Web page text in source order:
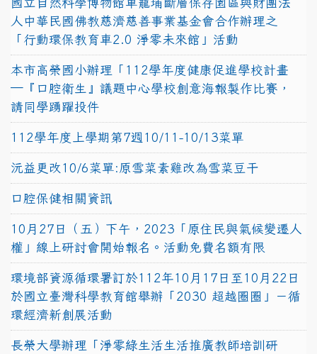
人中華民國佛教慈濟慈善事業基金會合作辦理之
「行動環保教育車2.0 淨零未來館」活動
本市高榮國小辦理「112學年度健康促進學校計畫
─『口腔衛生』議題中心學校創意海報製作比賽，
請同學踴躍投件
112學年度上學期第7週10/11-10/13菜單
沅益更改10/6菜單:原雪菜素雞改為雪菜豆干
口腔保健相關資訊
10月27日（五）下午，2023「原住民與氣候變遷人
權」線上研討會開始報名。活動免費名額有限
環境部資源循環署訂於112年10月17日至10月22日
於國立臺灣科學教育館舉辦「2030 超越圈圈」－循
環經濟新創展活動
長榮大學辦理「淨零綠生活生活推廣教師培訓研